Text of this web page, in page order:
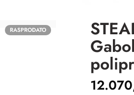
RASPRODATO